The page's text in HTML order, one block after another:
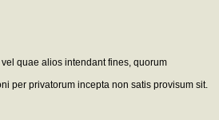
quae alios intendant fines, quorum
per privatorum incepta non satis provisum sit.